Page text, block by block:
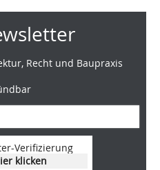
Recht und Baupraxis
Verifizierung
klicken